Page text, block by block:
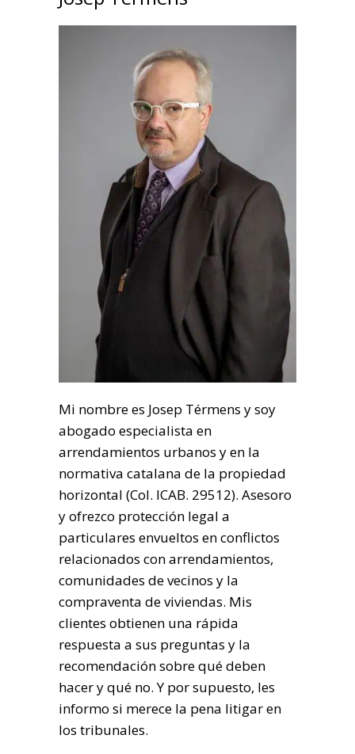
Mi nombre es Josep Térmens y soy
abogado especialista en
arrendamientos urbanos y en la
normativa catalana de la propiedad
horizontal (Col. ICAB. 29512). Asesoro
y ofrezco protección legal a
particulares envueltos en conflictos
relacionados con arrendamientos,
comunidades de vecinos y la
compraventa de viviendas. Mis
clientes obtienen una rápida
respuesta a sus preguntas y la
recomendación sobre qué deben
hacer y qué no. Y por supuesto, les
informo si merece la pena litigar en
los tribunales.